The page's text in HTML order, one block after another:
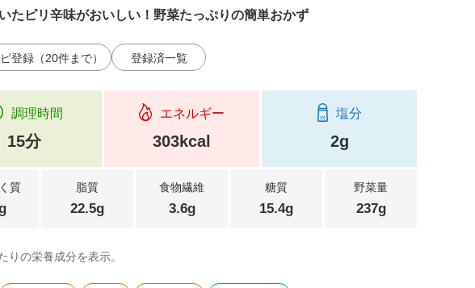
たピリ辛味がおいしい！野菜たっぷりの簡単おかず
登録（20件まで） 登録済一覧
調理時間
15分
エネルギー
303kcal
塩分
2g
質 脂質
22.5g
食物繊維
3.6g
糖質
15.4g
野菜量
237g
りの栄養成分を表示。